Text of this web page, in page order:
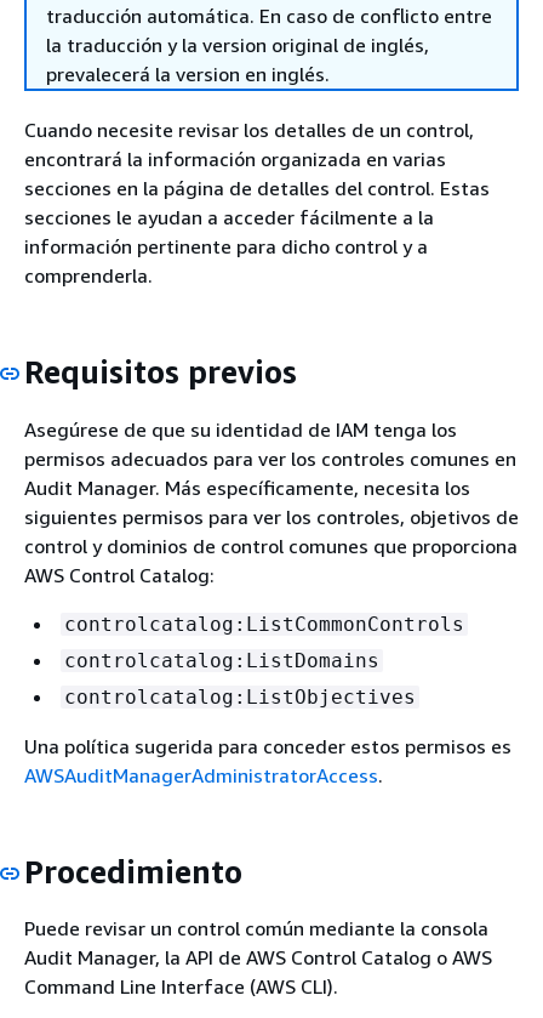
traducción automática. En caso de conflicto entre
la traducción y la version original de inglés,
prevalecerá la version en inglés.
Cuando necesite revisar los detalles de un control,
encontrará la información organizada en varias
secciones en la página de detalles del control. Estas
secciones le ayudan a acceder fácilmente a la
información pertinente para dicho control y a
comprenderla.
Requisitos previos
Asegúrese de que su identidad de IAM tenga los
permisos adecuados para ver los controles comunes en
Audit Manager. Más específicamente, necesita los
siguientes permisos para ver los controles, objetivos de
control y dominios de control comunes que proporciona
AWS Control Catalog:
controlcatalog:ListCommonControls
controlcatalog:ListDomains
controlcatalog:ListObjectives
Una política sugerida para conceder estos permisos es
AWSAuditManagerAdministratorAccess.
Procedimiento
Puede revisar un control común mediante la consola
Audit Manager, la API de AWS Control Catalog o AWS
Command Line Interface (AWS CLI).